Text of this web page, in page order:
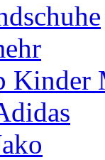
Kinder